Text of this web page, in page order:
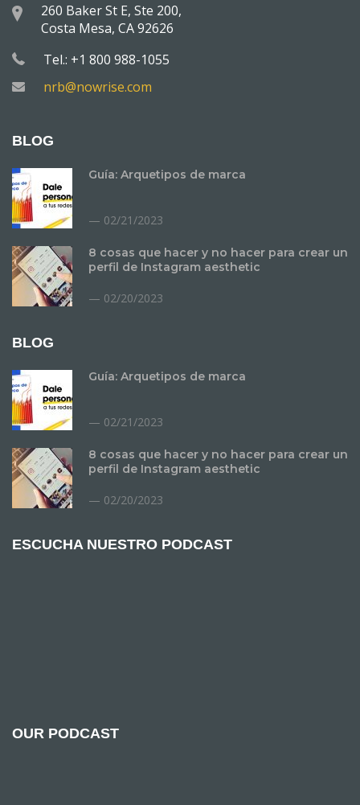
260 Baker St E, Ste 200,
Costa Mesa, CA 92626
Tel.: +1 800 988-1055
nrb@nowrise.com
BLOG
Guía: Arquetipos de marca
02/21/2023
8 cosas que hacer y no hacer para crear un
perfil de Instagram aesthetic
02/20/2023
BLOG
Guía: Arquetipos de marca
02/21/2023
8 cosas que hacer y no hacer para crear un
perfil de Instagram aesthetic
02/20/2023
ESCUCHA NUESTRO PODCAST
OUR PODCAST